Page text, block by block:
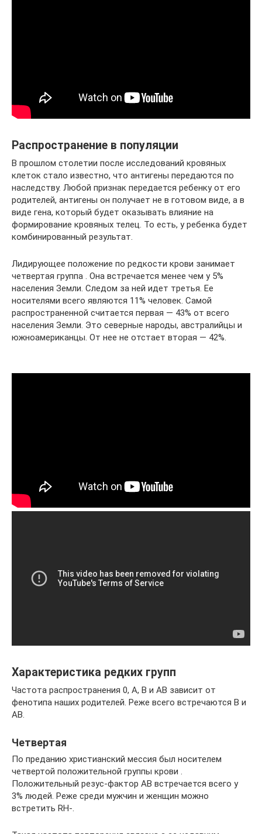
Распространение в популяции
В прошлом столетии после исследований кровяных
клеток стало известно, что антигены передаются по
наследству. Любой признак передается ребенку от его
родителей, антигены он получает не в готовом виде, а в
виде гена, который будет оказывать влияние на
формирование кровяных телец. То есть, у ребенка будет
комбинированный результат.
Лидирующее положение по редкости крови занимает
четвертая группа . Она встречается менее чем у 5%
населения Земли. Следом за ней идет третья. Ее
носителями всего являются 11% человек. Самой
распространенной считается первая — 43% от всего
населения Земли. Это северные народы, австралийцы и
южноамериканцы. От нее не отстает вторая — 42%.
Характеристика редких групп
Частота распространения 0, А, В и АВ зависит от
фенотипа наших родителей. Реже всего встречаются В и
АВ.
Четвертая
По преданию христианский мессия был носителем
четвертой положительной группы крови .
Положительный резус-фактор АВ встречается всего у
3% людей. Реже среди мужчин и женщин можно
встретить RH-.